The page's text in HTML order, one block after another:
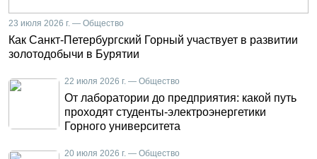
23 июля 2026 г. — Общество
Как Санкт-Петербургский Горный участвует в развитии
золотодобычи в Бурятии
22 июля 2026 г. — Общество
От лаборатории до предприятия: какой путь
проходят студенты-электроэнергетики
Горного университета
20 июля 2026 г. — Общество